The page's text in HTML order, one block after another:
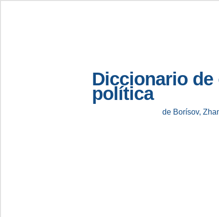
Diccionario de
política
de Borísov,